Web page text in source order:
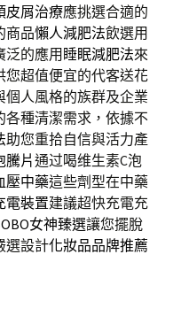
皮屑治療應挑選合適的
商品懶人減肥法飲選用
泛的應用 睡眠減肥法來
您超值便宜的代客送花
個人風格的族群及企業
各種清潔需求，依據不
助您重拾自信與活力產
騰片通过喝维生素C泡
壓中藥這些劑型在中藥
電裝置建議超快充電充
女神臻選讓您擺脫
選設計化妝品品牌推薦